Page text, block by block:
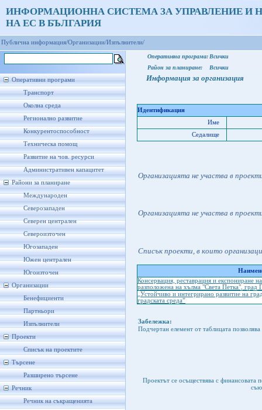
ИНФОРМАЦИОННА СИСТЕМА ЗА УПРАВЛЕНИЕ И
НА ЕС В БЪЛГАРИЯ
Публична информация/Организации/Изпълнители/
Оперативни програми
Транспорт
Околна среда
Регионално развитие
Конкурентоспособност
Техническа помощ
Развитие на чов. ресурси
Административен капацитет
Райони за планиране
Международен
Северозападен
Северен централен
Североизточен
Югозападен
Южен централен
Югоизточен
Организации
Бенефициенти
Партньори
Изпълнители
Проекти
Списък на проектите
Търсене
Разширено търсене
Речник
Речник на съкращенията
Оперативна програма: Всички
Район за планиране:
Всички
Информация за организация
Идентификация
Име
Седалище
Организацията не участва в
Организацията не участва в
Списък проекти, в които
Консервация, реставрация и експониране
разположена на хълма "Света Петка", град
„Устойчиво и интегрирано развитие на
градската среда”
Забележка:
Подчертан елемент от таблицата
Проектът се осъществява с финансовата